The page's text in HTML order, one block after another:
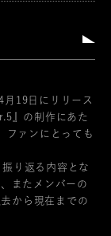
19日にリリース
』の制作にあた
ファンにとっても
り返る内容とな
またメンバーの
から現在までの